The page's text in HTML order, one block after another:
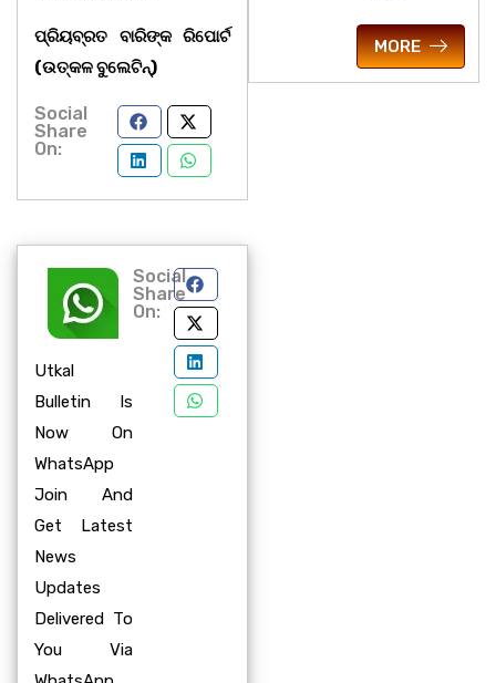
ପ୍ରିୟବ୍ରତ ବାରିଙ୍କ ରିପୋର୍ଟ
(ଉତ୍କଳ ବୁଲେଟିନ୍‌)
Social
Share
On:
Utkal
Bulletin Is
Now On
WhatsApp
Join And
Get Latest
News
Updates
Delivered To
You Via
Social
Share
On:
MORE